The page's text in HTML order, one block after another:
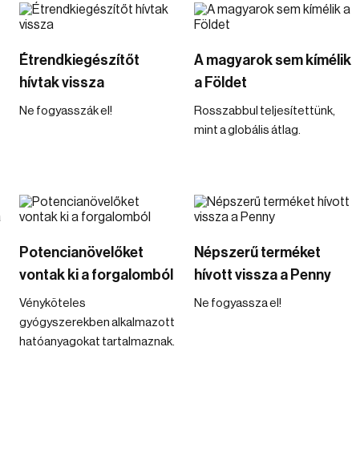
Étrendkiegészítőt
hívtak vissza
Ne fogyasszák el!
A magyarok sem kímélik
a Földet
Rosszabbul teljesítettünk,
mint a globális átlag.
Potencianövelőket
vontak ki a forgalomból
Vényköteles
gyógyszerekben alkalmazott
hatóanyagokat tartalmaznak.
Népszerű terméket
hívott vissza a Penny
Ne fogyassza el!